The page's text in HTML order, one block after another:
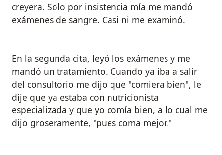
creyera. Solo por insistencia mía me mandó
exámenes de sangre. Casi ni me examinó.
En la segunda cita, leyó los exámenes y me
mandó un tratamiento. Cuando ya iba a salir
del consultorio me dijo que "comiera bien", le
dije que ya estaba con nutricionista
especializada y que yo comía bien, a lo cual me
dijo groseramente, "pues coma mejor."